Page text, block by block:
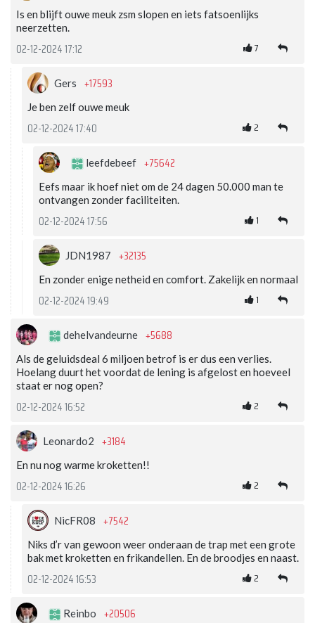
Is en blijft ouwe meuk zsm slopen en iets fatsoenlijks
neerzetten.
02-12-2024 17:12 7
Gers +17593
Je ben zelf ouwe meuk
02-12-2024 17:40 2
leefdebeef +75642
Eefs maar ik hoef niet om de 24 dagen 50.000 man te
ontvangen zonder faciliteiten.
02-12-2024 17:56 1
JDN1987 +32135
En zonder enige netheid en comfort. Zakelijk en normaal
02-12-2024 19:49 1
dehelvandeurne +5688
Als de geluidsdeal 6 miljoen betrof is er dus een verlies.
Hoelang duurt het voordat de lening is afgelost en hoeveel
staat er nog open?
02-12-2024 16:52 2
Leonardo2 +3184
En nu nog warme kroketten!!
02-12-2024 16:26 2
NicFR08 +7542
Niks d’r van gewoon weer onderaan de trap met een grote
bak met kroketten en frikandellen. En de broodjes en naast.
02-12-2024 16:53 2
Reinbo +20506